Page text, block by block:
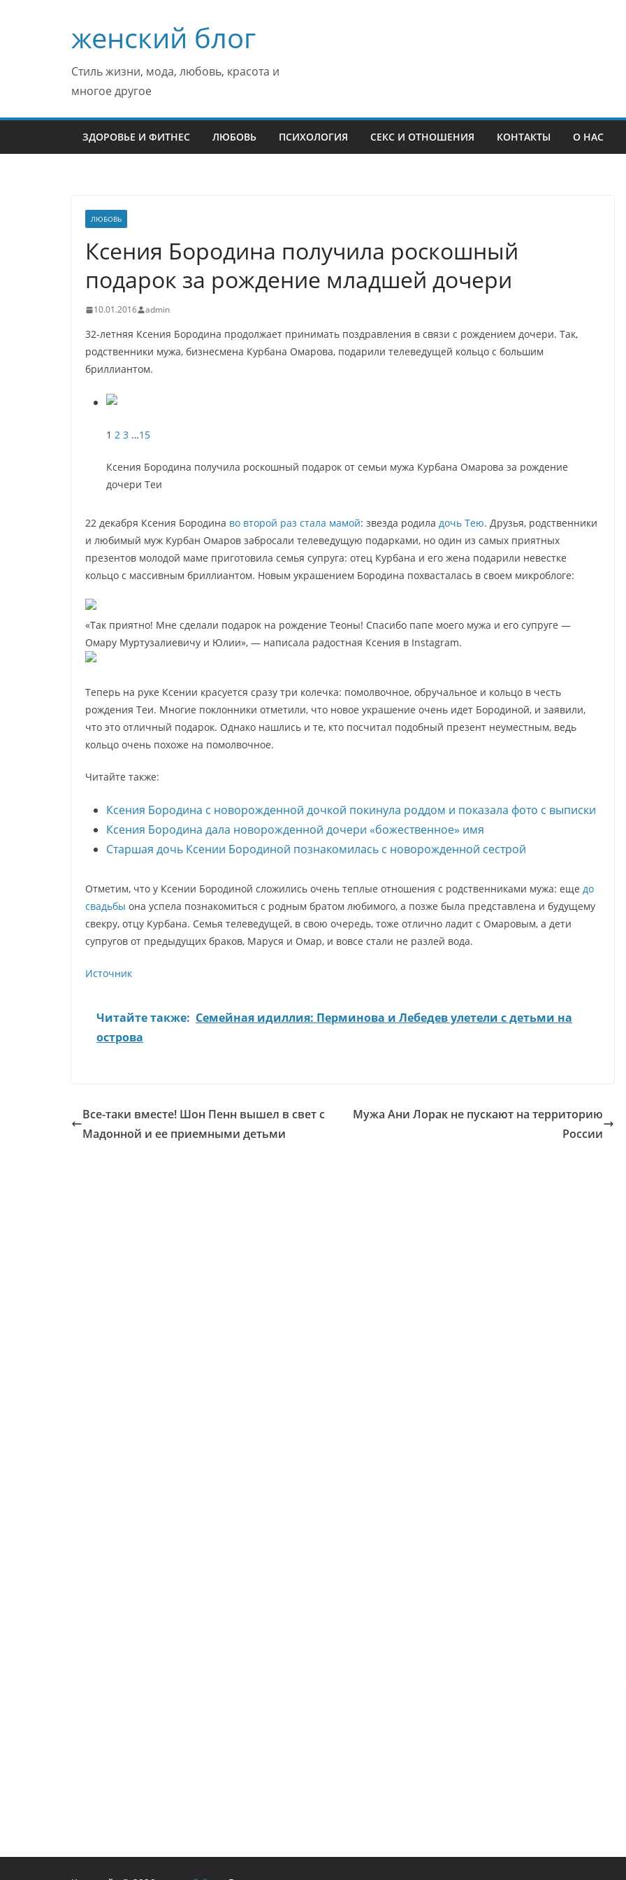
содержимомуженский блог
Стиль жизни, мода, любовь, красота и
многое другое
ЗДОРОВЬЕ И ФИТНЕС ЛЮБОВЬ ПСИХОЛОГИЯ СЕКС И ОТНОШЕНИЯ КОНТАКТЫ О НАС
ЛЮБОВЬ
Ксения Бородина получила роскошный
подарок за рождение младшей дочери
10.01.2016 admin
32-летняя Ксения Бородина продолжает принимать поздравления в связи с рождением дочери. Так,
родственники мужа, бизнесмена Курбана Омарова, подарили телеведущей кольцо с большим
бриллиантом.
1 2 3 …15
Ксения Бородина получила роскошный подарок от семьи мужа Курбана Омарова за рождение
дочери Теи
22 декабря Ксения Бородина во второй раз стала мамой: звезда родила дочь Тею. Друзья, родственники
и любимый муж Курбан Омаров забросали телеведущую подарками, но один из самых приятных
презентов молодой маме приготовила семья супруга: отец Курбана и его жена подарили невестке
кольцо с массивным бриллиантом. Новым украшением Бородина похвасталась в своем микроблоге:
«Так приятно! Мне сделали подарок на рождение Теоны! Спасибо папе моего мужа и его супруге —
Омару Муртузалиевичу и Юлии», — написала радостная Ксения в Instagram.
Теперь на руке Ксении красуется сразу три колечка: помолвочное, обручальное и кольцо в честь
рождения Теи. Многие поклонники отметили, что новое украшение очень идет Бородиной, и заявили,
что это отличный подарок. Однако нашлись и те, кто посчитал подобный презент неуместным, ведь
кольцо очень похоже на помолвочное.
Читайте также:
Ксения Бородина с новорожденной дочкой покинула роддом и показала фото с выписки
Ксения Бородина дала новорожденной дочери «божественное» имя
Старшая дочь Ксении Бородиной познакомилась с новорожденной сестрой
Отметим, что у Ксении Бородиной сложились очень теплые отношения с родственниками мужа: еще до
свадьбы она успела познакомиться с родным братом любимого, а позже была представлена и будущему
свекру, отцу Курбана. Семья телеведущей, в свою очередь, тоже отлично ладит с Омаровым, а дети
супругов от предыдущих браков, Маруся и Омар, и вовсе стали не разлей вода.
Источник
Читайте также: Семейная идиллия: Перминова и Лебедев улетели с детьми на
острова
Все-таки вместе! Шон Пенн вышел в свет с
Мадонной и ее приемными детьми
Мужа Ани Лорак не пускают на территорию
России